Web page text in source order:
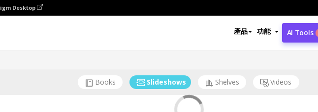
Desktop
產品 功能 AI Tools
Books Slideshows Shelves Videos